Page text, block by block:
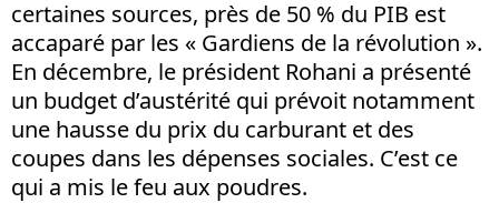
certaines sources, près de 50 % du PIB est
accaparé par les « Gardiens de la révolution ».
En décembre, le président Rohani a présenté
un budget d’austérité qui prévoit notamment
une hausse du prix du carburant et des
coupes dans les dépenses sociales. C’est ce
qui a mis le feu aux poudres.